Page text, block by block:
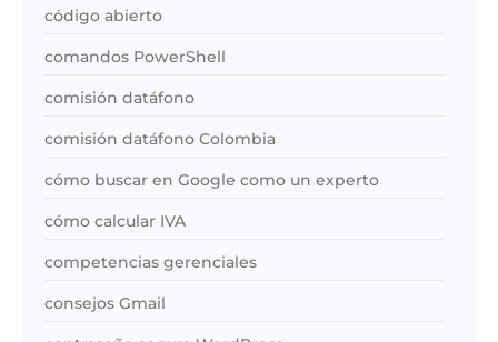
código abierto
comandos PowerShell
comisión datáfono
comisión datáfono Colombia
cómo buscar en Google como un experto
cómo calcular IVA
competencias gerenciales
consejos Gmail